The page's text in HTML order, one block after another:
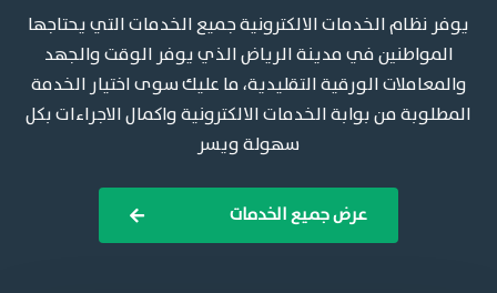
يوفر نظام الخدمات الالكترونية جميع الخدمات التي يحتاجها
المواطنين في مدينة الرياض الذي يوفر الوقت والجهد
والمعاملات الورقية التقليدية، ما عليك سوى اختيار الخدمة
المطلوبة من بوابة الخدمات الالكترونية واكمال الاجراءات بكل
سهولة ويسر
عرض جميع الخدمات